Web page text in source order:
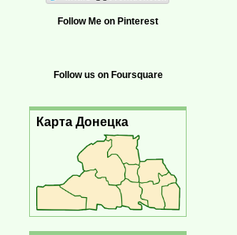
Follow Me on Pinterest
Follow us on Foursquare
Карта Донецка